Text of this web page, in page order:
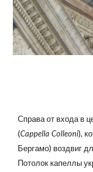
Справа от входа в
(Cappella Colleoni),
Бергамо) воздвиг
Потолок капеллы